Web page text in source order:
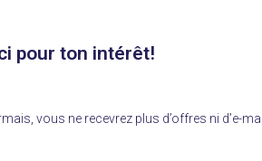
pour ton intérêt!
vous ne recevrez plus d’offres ni d’e-